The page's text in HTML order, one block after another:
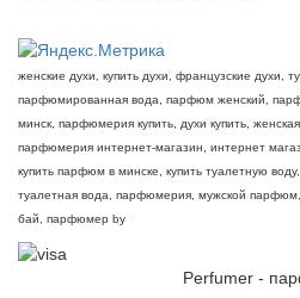
женские духи, купить духи, французские духи,
парфюмированная вода, парфюм женский,
минск, парфюмерия купить, духи купить,
парфюмерия интернет-магазин, интернет
купить парфюм в минске, купить туалетную
туалетная вода, парфюмерия, мужской
бай, парфюмер by
Perfumer -